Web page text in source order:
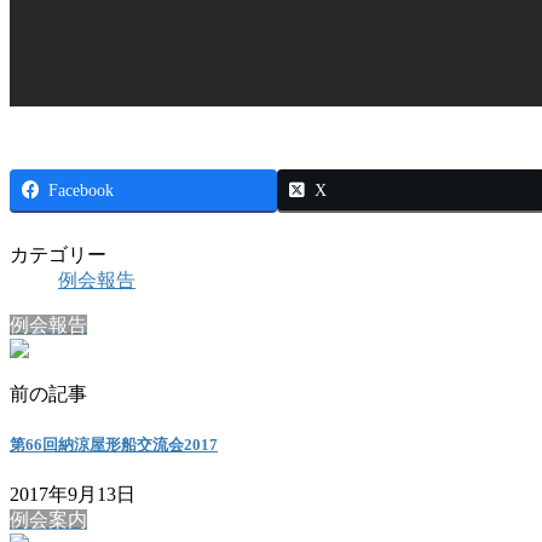
Facebook X
カテゴリー
例会報告
例会報告
前の記事
第66回納涼屋形船交流会2017
2017年9月13日
例会案内